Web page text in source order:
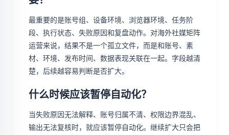
最重要的是账号组、设备环境、浏览器环境、任务阶
段、执行状态、失败原因和复盘动作。对海外社媒矩阵
运营来说，结果不是一个孤立文件，而是和账号、素
材、环境、发布时间、数据表现关联在一起。字段越清
楚，后续越容易判断是否扩大。
什么时候应该暂停自动化？
当失败原因无法解释、账号归属不清、权限边界混乱、
输出无法复核时，就应该暂停自动化。继续扩大只会把